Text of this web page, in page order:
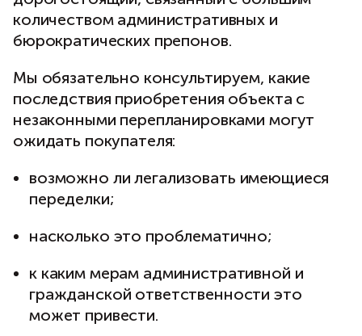
количеством административных и
бюрократических препонов.
Мы обязательно консультируем, какие
последствия приобретения объекта с
незаконными перепланировками могут
ожидать покупателя:
возможно ли легализовать имеющиеся
переделки;
насколько это проблематично;
к каким мерам административной и
гражданской ответственности это
может привести.